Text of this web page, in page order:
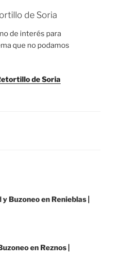
de Soria
de interés para
que no podamos
de Soria
Buzoneo en Renieblas |
en Reznos |